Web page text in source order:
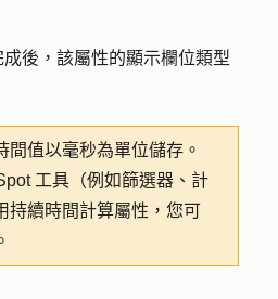
成後，該屬性的顯示欄位類型
間值以毫秒為單位儲存。
工具（例如篩選器、計
持續時間計算屬性，您可